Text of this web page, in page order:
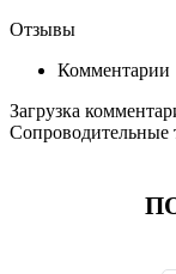
Отзывы
Комментарии
Загрузка
Сопроводительные